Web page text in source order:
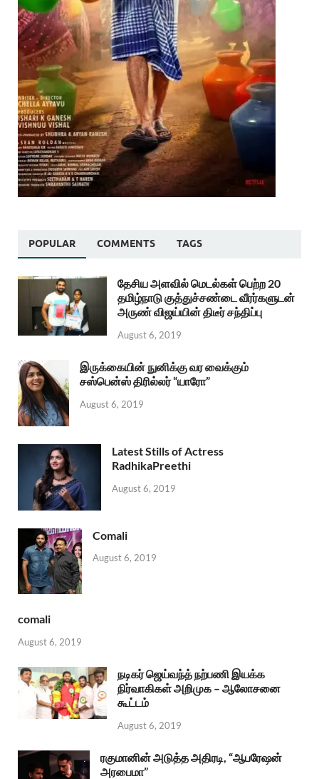
POPULAR COMMENTS TAGS
தேசிய அளவில் மெடல்கள் பெற்ற 20
தமிழ்நாடு குத்துச்சண்டை வீரர்களுடன்
அருண் விஜய்யின் திடீர் சந்திப்பு
August 6, 2019
இருக்கையின் நுனிக்கு வர வைக்கும்
சஸ்பென்ஸ் திரில்லர் “யாரோ”
August 6, 2019
Latest Stills of Actress
RadhikaPreethi
August 6, 2019
Comali
August 6, 2019
comali
August 6, 2019
நடிகர் ஜெய்வந்த் நற்பணி இயக்க
நிர்வாகிகள் அறிமுக – ஆலோசனை
கூட்டம்
August 6, 2019
ரகுமானின் அடுத்த அதிரடி, “ஆபரேஷன்
அரபைமா”